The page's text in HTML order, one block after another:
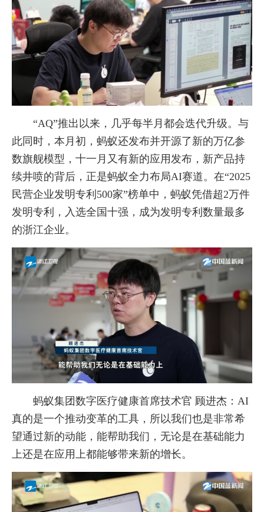
“AQ”推出以来，几乎每半月都会迭代升级。与
此同时，本月初，蚂蚁还发布并开源了新的万亿参
数旗舰模型，十一月又有新的应用发布，新产品持
续井喷的背后，正是蚂蚁全力布局AI赛道。在“2025
民营企业发明专利500家”榜单中，蚂蚁凭借超2万件
发明专利，入选全国十强，成为发明专利数量最多
的浙江企业。
蚂蚁集团数字医疗健康首席技术官 顾进杰：AI
真的是一个推动变革的工具，所以我们也是非常希
望通过新的动能，能帮助我们，无论是在基础能力
上还是在应用上都能够带来新的增长。